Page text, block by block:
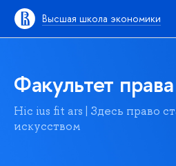
Высшая школа экономики
Факультет
Hic ius fit ars | Здесь право
искусством